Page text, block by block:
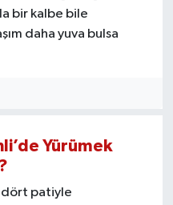
bir kalbe bile
daha yuva bulsa
Yürümek
dört patiyle